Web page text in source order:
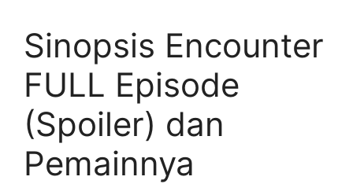
Sinopsis Encounter
FULL Episode
(Spoiler) dan
Pemainnya